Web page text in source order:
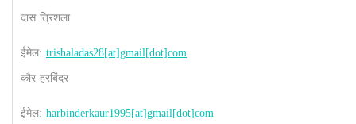
दास त्रिशला
ईमेल: trishaladas28[at]gmail[dot]com
कौर हरबिंदर
ईमेल: harbinderkaur1995[at]gmail[dot]com